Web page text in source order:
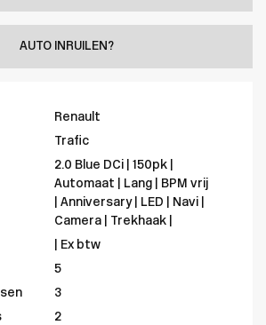
AUTO INRUILEN?
Renault
Trafic
2.0 Blue DCi | 150pk |
Automaat | Lang | BPM vrij
| Anniversary | LED | Navi |
Camera | Trekhaak |
| Ex btw
5
3
2